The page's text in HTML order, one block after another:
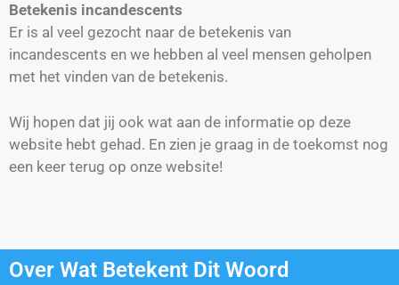
Betekenis incandescents
Er is al veel gezocht naar de betekenis van
incandescents en we hebben al veel mensen geholpen
met het vinden van de betekenis.
Wij hopen dat jij ook wat aan de informatie op deze
website hebt gehad. En zien je graag in de toekomst nog
een keer terug op onze website!
Over Wat Betekent Dit Woord